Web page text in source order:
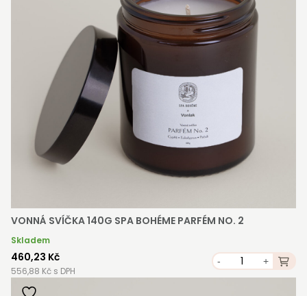
VONNÁ SVÍČKA 140G SPA BOHÉME PARFÉM NO. 2
Skladem
460,23 Kč
556,88 Kč s DPH
- +